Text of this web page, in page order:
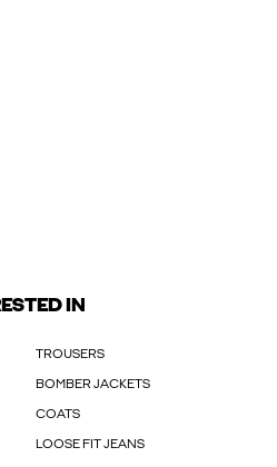
IN
TROUSERS
BOMBER JACKETS
COATS
LOOSE FIT JEANS